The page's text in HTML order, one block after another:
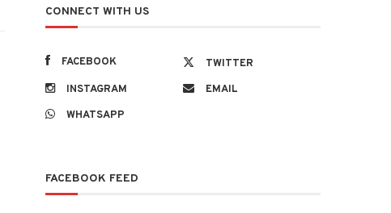
CONNECT WITH US
FACEBOOK
TWITTER
INSTAGRAM
EMAIL
WHATSAPP
FACEBOOK FEED